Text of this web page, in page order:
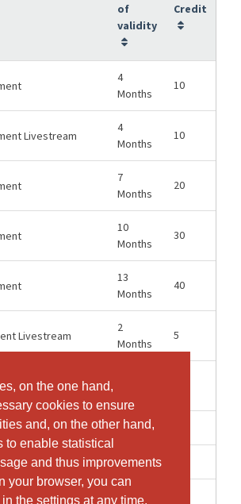
on the one hand,
cookies to ensure
and, on the other hand,
enable statistical
and thus improvements
your browser, you can
the settings at any time.
on the one hand,
cookies to ensure
and, on the other hand,
enable statistical
and thus improvements
your browser, you can
the settings at any time.
of
validity
Credit
4
Months
10
Livestream
4
Months
10
7
Months
20
10
Months
30
13
Months
40
Livestream
2
Months
5
1 Days
1 Days
als Video 1 Days